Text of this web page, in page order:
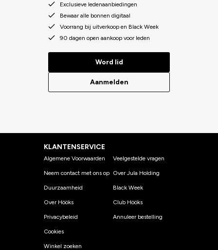
Exclusieve ledenaanbiedingen
Bewaar alle bonnen digitaal
Voorrang bij uitverkoop en Black Week
90 dagen open aankoop voor leden
Word lid
Aanmelden
KLANTENSERVICE
Algemene Voorwaarden
Neem contact met ons op
Duurzaamheid
Over Hööks
Privacybeleid
Cookies
Winkel zoeken
Veelgestelde vragen
Over Jula Holding
Black Week
Club Hööks
Annuleer bestelling